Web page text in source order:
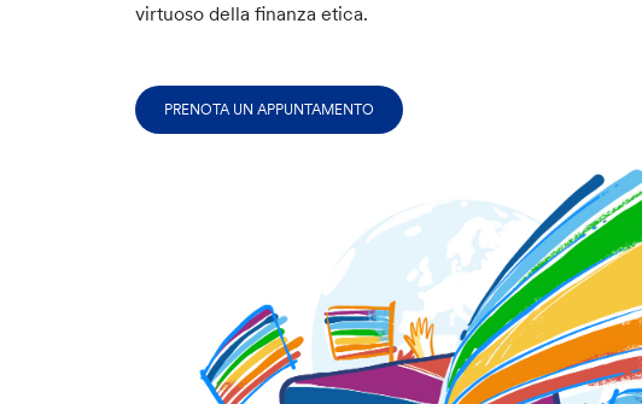
virtuoso della finanza etica.
PRENOTA UN APPUNTAMENTO